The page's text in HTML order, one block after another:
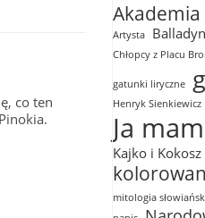
co ten
Akademia
Artysta
Chłopcy z Placu
gatunki liryczne
Henryk Sienkiewicz
Ja
Kajko i Kokosz
mitologia